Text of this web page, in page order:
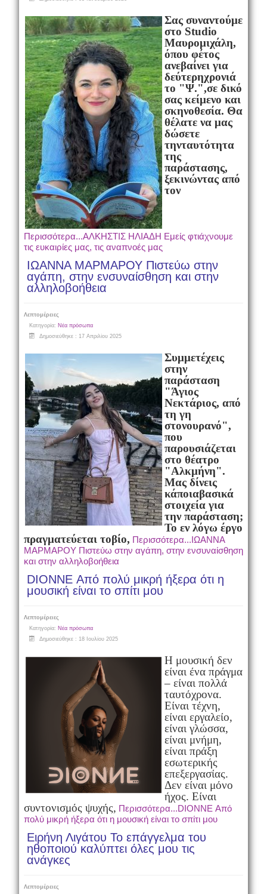
Σας συναντούμε
στο Studio
Μαυρομιχάλη,
όπου φέτος
ανεβαίνει για
δεύτερηχρονιά
το "Ψ.",σε δικό
σας κείμενο και
σκηνοθεσία. Θα
θέλατε να μας
δώσετε
τηνταυτότητα
της
παράστασης,
ξεκινώντας από
τον
Περισσότερα...ΑΛΚΗΣΤΙΣ ΗΛΙΑΔΗ Εμείς φτιάχνουμε
τις ευκαιρίες μας, τις αναπνοές μας
ΙΩΑΝΝΑ ΜΑΡΜΑΡΟΥ Πιστεύω στην
αγάπη, στην ενσυναίσθηση και στην
αλληλοβοήθεια
Λεπτομέρειες
Κατηγορία: Νέα πρόσωπα
Δημοσιεύθηκε : 17 Απριλίου 2025
Συμμετέχεις
στην
παράσταση
"Άγιος
Νεκτάριος, από
τη γη
στονουρανό",
που
παρουσιάζεται
στο θέατρο
"Αλκμήνη".
Mας δίνεις
κάποιαβασικά
στοιχεία για
την παράσταση;
Το εν λόγω έργο
πραγματεύεται τοβίο, Περισσότερα...ΙΩΑΝΝΑ
ΜΑΡΜΑΡΟΥ Πιστεύω στην αγάπη, στην ενσυναίσθηση
και στην αλληλοβοήθεια
DIONNE Από πολύ μικρή ήξερα ότι η
μουσική είναι το σπίτι μου
Λεπτομέρειες
Κατηγορία: Νέα πρόσωπα
Δημοσιεύθηκε : 18 Ιουλίου 2025
Η μουσική δεν
είναι ένα πράγμα
– είναι πολλά
ταυτόχρονα.
Είναι τέχνη,
είναι εργαλείο,
είναι γλώσσα,
είναι μνήμη,
είναι πράξη
εσωτερικής
επεξεργασίας.
Δεν είναι μόνο
ήχος. Είναι
συντονισμός ψυχής, Περισσότερα...DIONNE Από
πολύ μικρή ήξερα ότι η μουσική είναι το σπίτι μου
Ειρήνη Λιγάτου Το επάγγελμα του
ηθοποιού καλύπτει όλες μου τις
ανάγκες
Λεπτομέρειες